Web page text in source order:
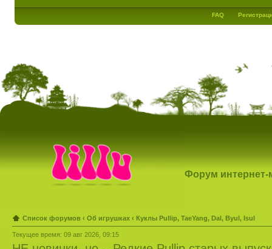
FAQ
Форум интернет-
Список форумов ‹ Об игрушках ‹ Куклы Pullip, TaeYang, Dal, Byul, Isul
Текущее время: 09 авг 2026, 09:15